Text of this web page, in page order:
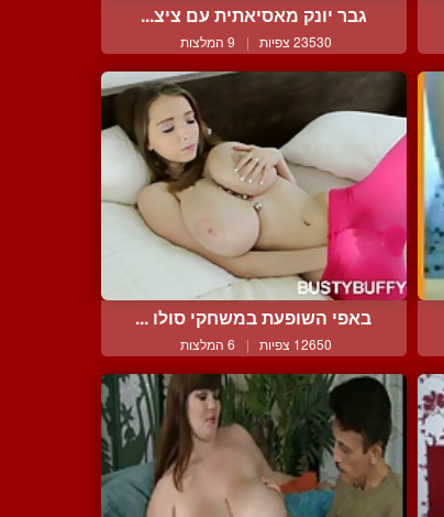
גבר יונק מאסיאתית עם ציצ...
23530 צפיות | 9 המלצות
באפי השופעת במשחקי סולו ...
12650 צפיות | 6 המלצות